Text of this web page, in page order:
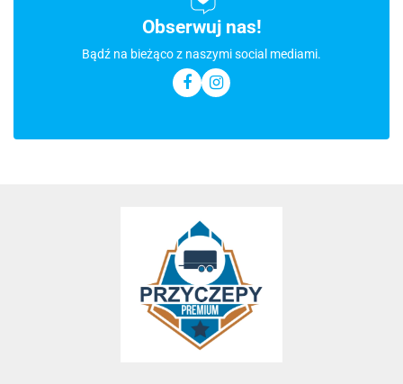
Obserwuj nas!
Bądź na bieżąco z naszymi social mediami.